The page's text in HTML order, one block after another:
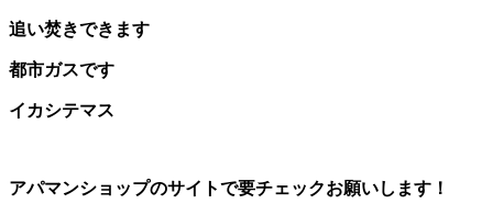
追い焚きできます
都市ガスです
イカシテマス
アパマンショップのサイトで要チェックお願いします！